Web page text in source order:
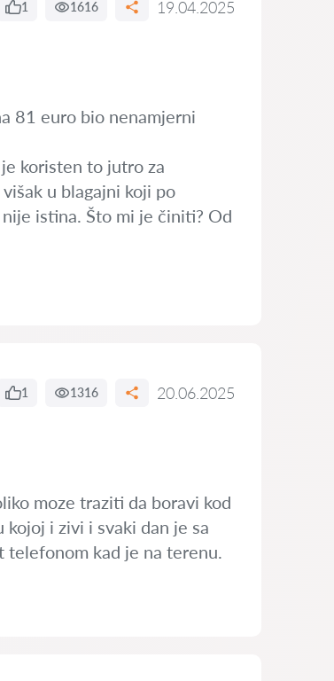
1 1616 19.04.2025
81 euro bio nenamjerni
koristen to jutro za
u blagajni koji po
istina. Što mi je činiti? Od
1 1316 20.06.2025
moze traziti da boravi kod
kojoj i zivi i svaki dan je sa
telefonom kad je na terenu.